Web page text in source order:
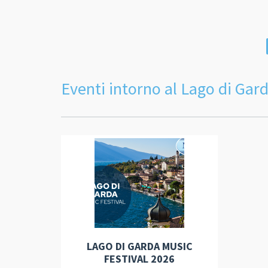
Eventi intorno al Lago di
LAGO DI GARDA MUSIC
FESTIVAL 2026